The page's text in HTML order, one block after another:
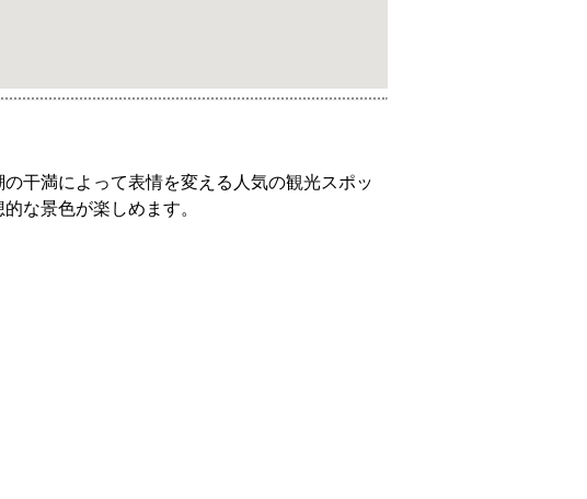
干満によって表情を変える人気の観光スポッ
な景色が楽しめます。